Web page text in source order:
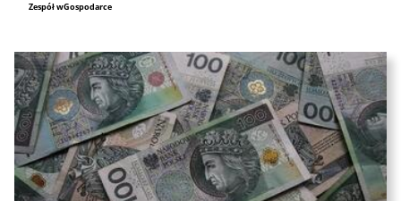
Zespół wGospodarce